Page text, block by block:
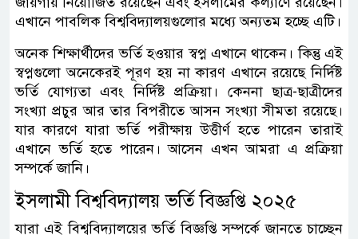
এখানে পাবলিক বিশ্ববিদ্যালয়গুলোর মধ্যে অন্যতম হচ্ছে এটি।
অনেক শিক্ষার্থীদের ভর্তি হওয়ার স্বপ্ন এখানে থাকেন। কিন্তু এই
স্বপ্নগুলো অনেকেরই পূরণ হয় না কারণ এখানে রয়েছে নির্দিষ্ট
ভর্তি যোগ্যতা এবং নির্দিষ্ট প্রক্রিয়া। কেননা ছাত্র-ছাত্রীদের
সংখ্যা প্রচুর আর তার বিপরীতে আসন সংখ্যা সীমতা রয়েছে।
যার কারণে যারা ভর্তি পরীক্ষায় উত্তীর্ণ হতে পারেন তারাই
এখানে ভর্তি হতে পারেন। আসেন এখন আমরা এ প্রক্রিয়া
সম্পর্কে জানি।
ইসলামী বিশ্ববিদ্যালয় ভর্তি বিজ্ঞপ্তি ২০২৫
যারা এই বিশ্ববিদ্যালয়ের ভর্তি বিজ্ঞপ্তি সম্পর্কে জানতে চাচ্ছেন